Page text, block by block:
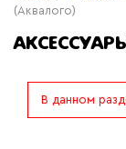
(Аквалого)
В данном